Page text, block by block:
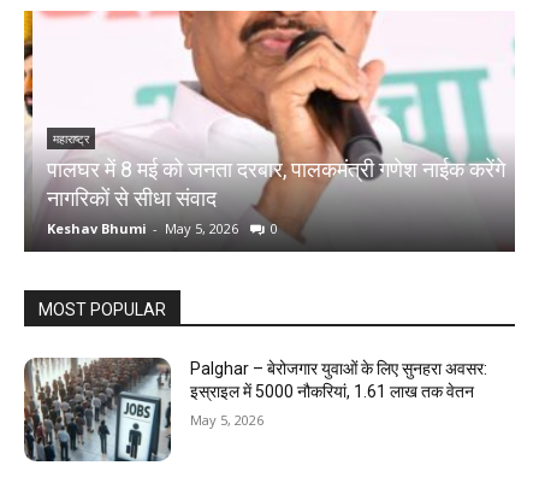
महाराष्ट्र
पालघर में 8 मई को जनता दरबार, पालकमंत्री गणेश नाईक करेंगे
नागरिकों से सीधा संवाद
Keshav Bhumi - May 5, 2026 0
MOST POPULAR
Palghar – बेरोजगार युवाओं के लिए सुनहरा अवसर:
इस्राइल में 5000 नौकरियां, ₹1.61 लाख तक वेतन
May 5, 2026